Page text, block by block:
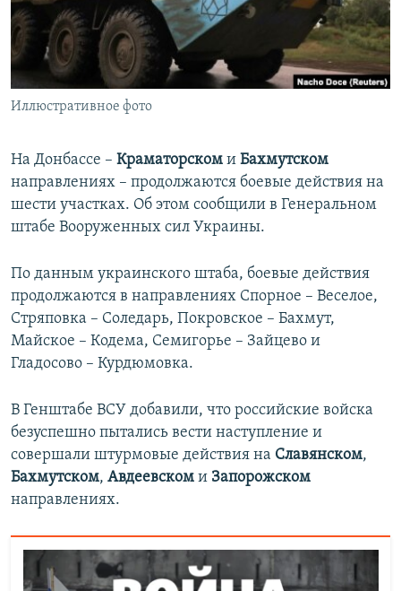
ПОБЕДИТЕЛЕЙ НЕ СУДЯТ?
КРЫМ.НЕПОКОРЕННЫЙ
УКРАИНСКАЯ ПРОБЛЕМА КРЫМА
ПРИСОЕДИНЯЙТЕСЬ!
Иллюстративное фото
На Донбассе – Краматорском и Бахмутском
направлениях – продолжаются боевые действия на
шести участках. Об этом сообщили в Генеральном
штабе Вооруженных сил Украины.
По данным украинского штаба, боевые действия
продолжаются в направлениях Спорное – Веселое,
Стряповка – Соледарь, Покровское – Бахмут,
Майское – Кодема, Семигорье – Зайцево и
Гладосово – Курдюмовка.
В Генштабе ВСУ добавили, что российские войска
безуспешно пытались вести наступление и
совершали штурмовые действия на Славянском,
Бахмутском, Авдеевском и Запорожском
направлениях.